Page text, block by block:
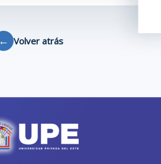
← Volver atrás